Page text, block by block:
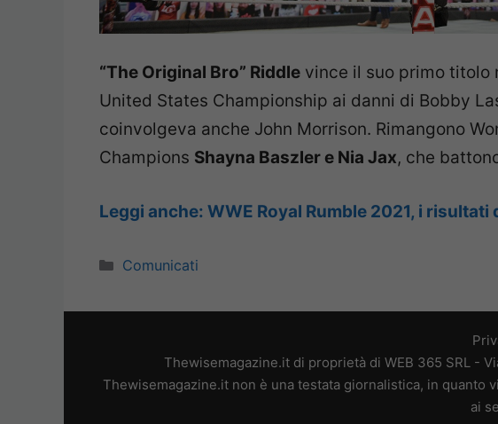
“The Original Bro” Riddle vince il suo primo titolo
United States Championship ai danni di Bobby
coinvolgeva anche John Morrison. Rimangono
Champions Shayna Baszler e Nia Jax, che
Leggi anche: WWE Royal Rumble 2021, i risultati
Categorie
Comunicati
Thewisemagazine.it di proprietà di WEB 365 SRL -
Thewisemagazine.it non è una testata giornalistica, in
ai